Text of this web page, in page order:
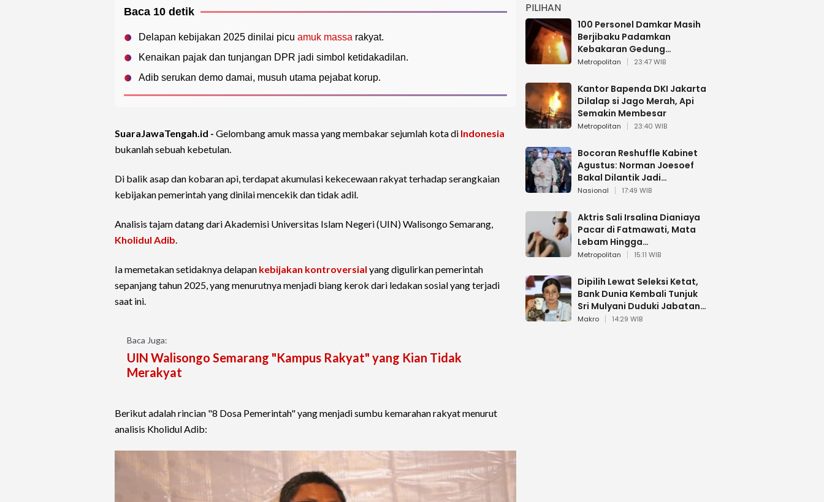
Baca 10 detik
Delapan kebijakan 2025 dinilai picu amuk massa rakyat.
Kenaikan pajak dan tunjangan DPR jadi simbol ketidakadilan.
Adib serukan demo damai, musuh utama pejabat korup.
SuaraJawaTengah.id - Gelombang amuk massa yang membakar sejumlah kota di Indonesia
bukanlah sebuah kebetulan.
Di balik asap dan kobaran api, terdapat akumulasi kekecewaan rakyat terhadap serangkaian
kebijakan pemerintah yang dinilai mencekik dan tidak adil.
Analisis tajam datang dari Akademisi Universitas Islam Negeri (UIN) Walisongo Semarang,
Kholidul Adib.
Ia memetakan setidaknya delapan kebijakan kontroversial yang digulirkan pemerintah
sepanjang tahun 2025, yang menurutnya menjadi biang kerok dari ledakan sosial yang terjadi
saat ini.
Baca Juga:
UIN Walisongo Semarang "Kampus Rakyat" yang Kian Tidak
Merakyat
Berikut adalah rincian "8 Dosa Pemerintah" yang menjadi sumbu kemarahan rakyat menurut
analisis Kholidul Adib:
PILIHAN
100 Personel Damkar Masih
Berjibaku Padamkan
Kebakaran Gedung
Bapenda DKI
Metropolitan 23:47 WIB
Kantor Bapenda DKI Jakarta
Dilalap si Jago Merah, Api
Semakin Membesar
Metropolitan 23:40 WIB
Bocoran Reshuffle Kabinet
Agustus: Norman Joesoef
Bakal Dilantik Jadi
Wamenhan RI
Nasional 17:49 WIB
Aktris Sali Irsalina Dianiaya
Pacar di Fatmawati, Mata
Lebam Hingga
Diselamatkan Polantas
Metropolitan 15:11 WIB
Dipilih Lewat Seleksi Ketat,
Bank Dunia Kembali Tunjuk
Sri Mulyani Duduki Jabatan
Strategis
Makro 14:29 WIB